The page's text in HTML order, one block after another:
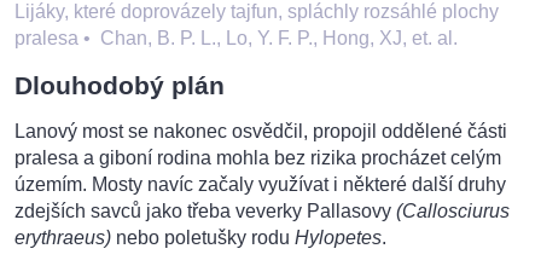
Lijáky, které doprovázely tajfun, spláchly rozsáhlé plochy
pralesa • Chan, B. P. L., Lo, Y. F. P., Hong, XJ, et. al.
Dlouhodobý plán
Lanový most se nakonec osvědčil, propojil oddělené části
pralesa a giboní rodina mohla bez rizika procházet celým
územím. Mosty navíc začaly využívat i některé další druhy
zdejších savců jako třeba veverky Pallasovy (Callosciurus
erythraeus) nebo poletušky rodu Hylopetes.